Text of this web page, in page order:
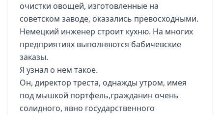
очистки овощей, изготовленные на
советском заводе, оказались превосходными.
Немецкий инженер строит кухню. На многих
предприятиях выполняются бабичевские
заказы.
Я узнал о нем такое.
Он, директор треста, однажды утром, имея
под мышкой портфель,гражданин очень
солидного, явно государственного